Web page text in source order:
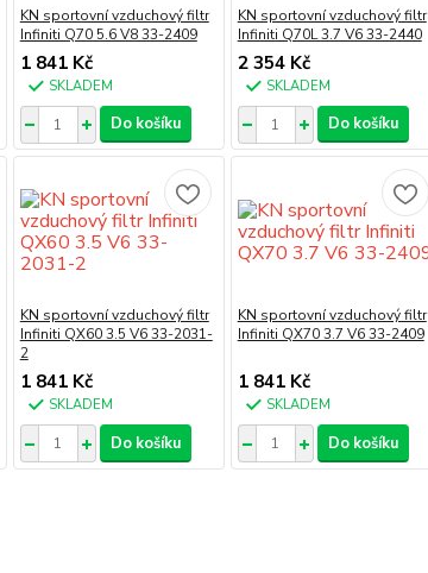
KN sportovní vzduchový filtr
Infiniti Q70 5.6 V8 33-2409
1 841 Kč
SKLADEM
Do košíku
KN sportovní vzduchový filtr
Infiniti Q70L 3.7 V6 33-2440
2 354 Kč
SKLADEM
Do košíku
KN sportovní vzduchový filtr
Infiniti QX60 3.5 V6 33-2031-
2
1 841 Kč
SKLADEM
Do košíku
KN sportovní vzduchový filtr
Infiniti QX70 3.7 V6 33-2409
1 841 Kč
SKLADEM
Do košíku